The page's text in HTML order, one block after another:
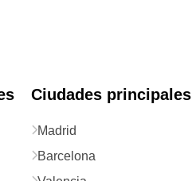
Ciudades principales
Madrid
Barcelona